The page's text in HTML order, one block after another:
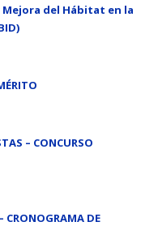
del Hábitat en la
– CONCURSO
CRONOGRAMA DE